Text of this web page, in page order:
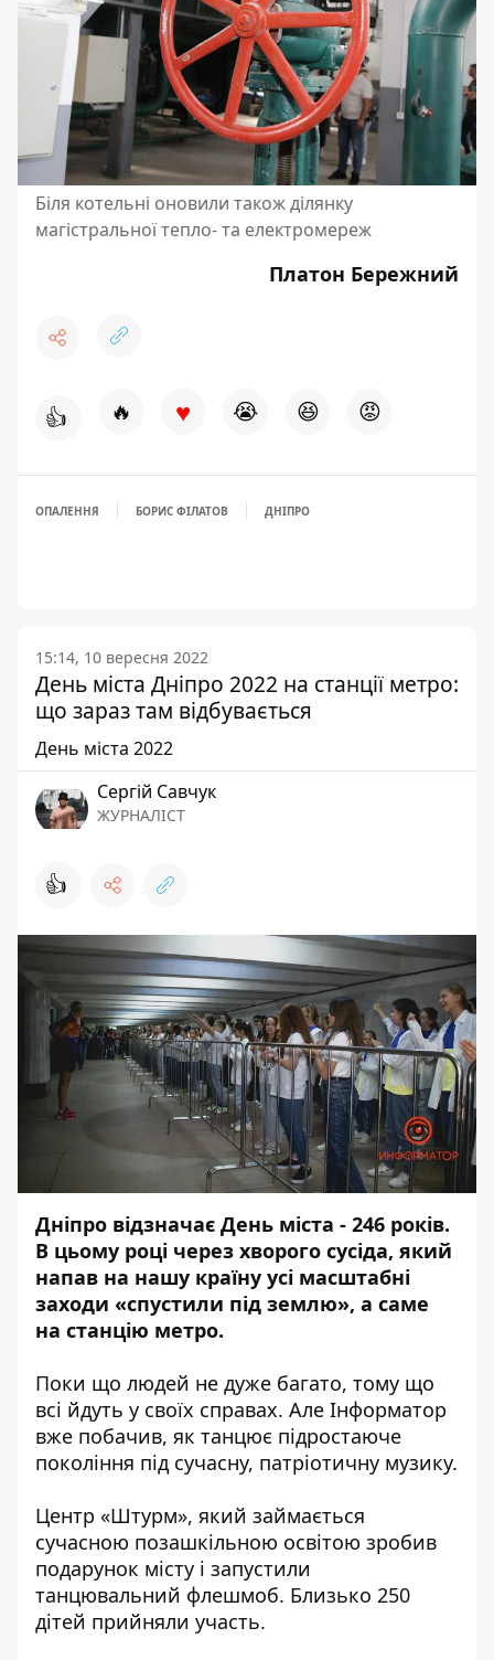
Біля котельні оновили також ділянку
магістральної тепло- та електромереж
Платон Бережний
👍 🔥 ♥ 😭 😆 😡
ОПАЛЕННЯ БОРИС ФІЛАТОВ ДНІПРО
15:14, 10 вересня 2022
День міста Дніпро 2022 на станції метро:
що зараз там відбувається
День міста 2022
Сергій Савчук
ЖУРНАЛІСТ
👍
Дніпро відзначає День міста - 246 років.
В цьому році через хворого сусіда, який
напав на нашу країну усі масштабні
заходи «спустили під землю», а саме
на станцію метро.
Поки що людей не дуже багато, тому що
всі йдуть у своїх справах. Але Інформатор
вже побачив, як танцює підростаюче
покоління під сучасну, патріотичну музику.
Центр «Штурм», який займається
сучасною позашкільною освітою зробив
подарунок місту і запустили
танцювальний флешмоб. Близько 250
дітей прийняли участь.